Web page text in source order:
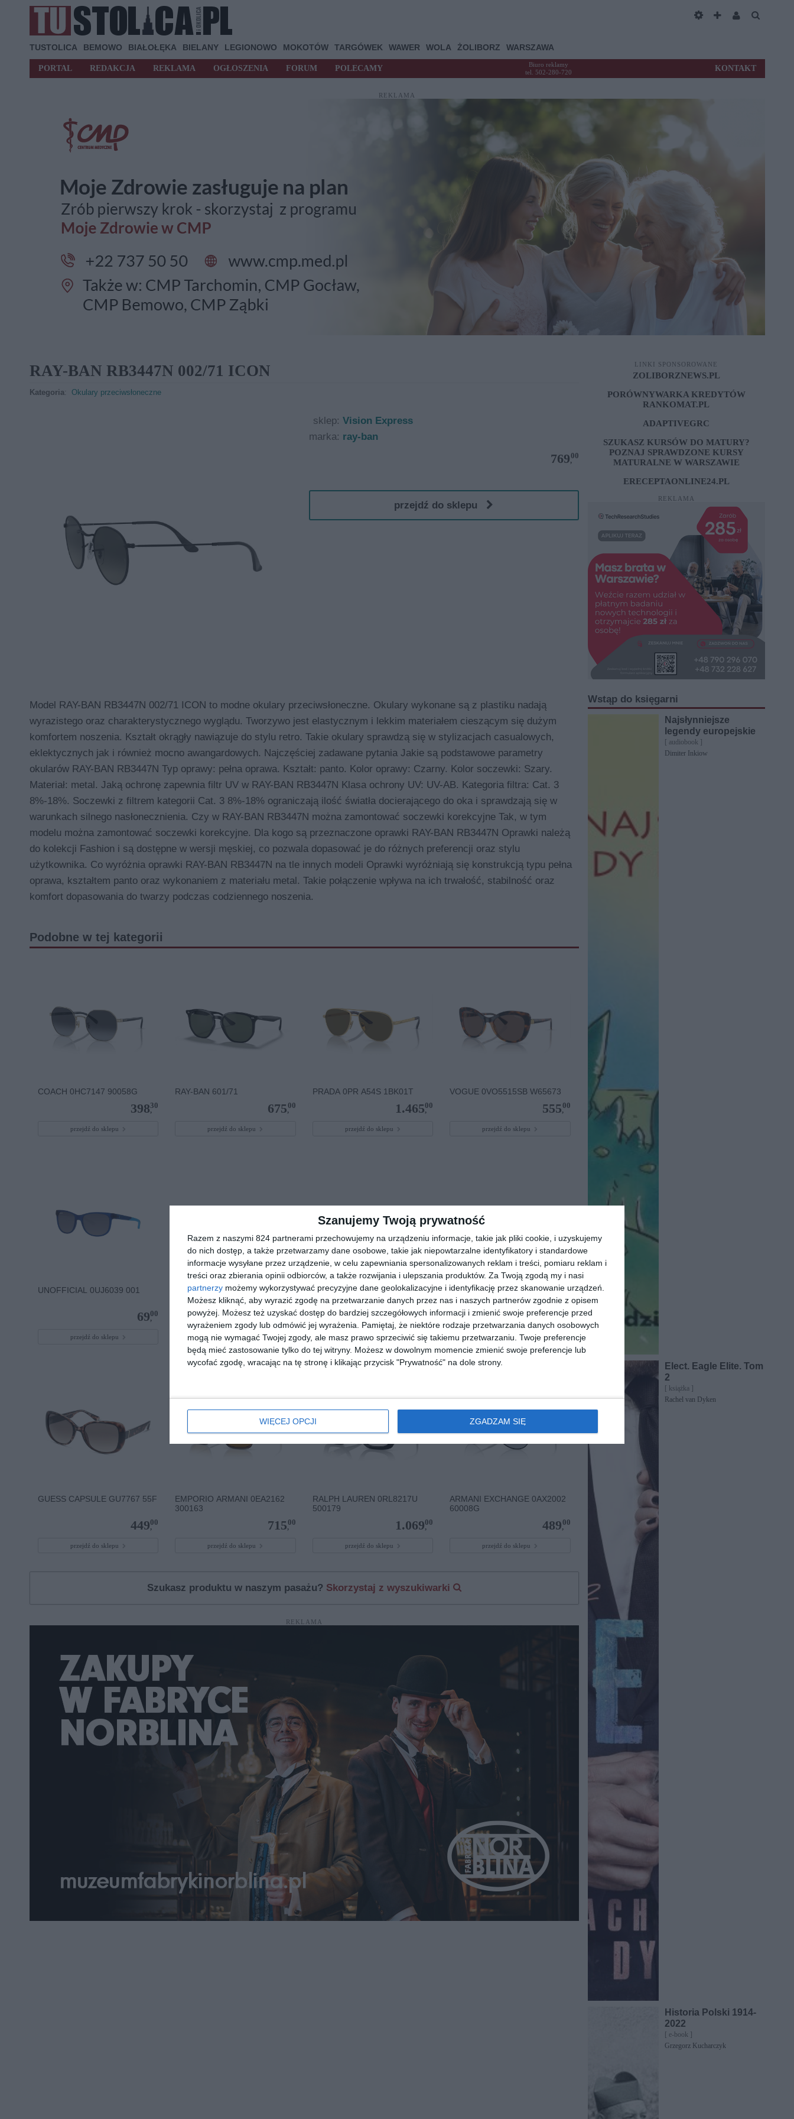
Szanujemy Twoją prywatność
Razem z naszymi 824 partnerami przechowujemy na urządzeniu informacje, takie jak pliki cookie, i uzyskujemy
do nich dostęp, a także przetwarzamy dane osobowe, takie jak niepowtarzalne identyfikatory i standardowe
informacje wysyłane przez urządzenie, w celu zapewniania spersonalizowanych reklam i treści, pomiaru reklam i
treści oraz zbierania opinii odbiorców, a także rozwijania i ulepszania produktów. Za Twoją zgodą my i nasi
partnerzy możemy wykorzystywać precyzyjne dane geolokalizacyjne i identyfikację przez skanowanie urządzeń.
Możesz kliknąć, aby wyrazić zgodę na przetwarzanie danych przez nas i naszych partnerów zgodnie z opisem
powyżej. Możesz też uzyskać dostęp do bardziej szczegółowych informacji i zmienić swoje preferencje przed
wyrażeniem zgody lub odmówić jej wyrażenia.
Pamiętaj, że niektóre rodzaje przetwarzania danych osobowych
mogą nie wymagać Twojej zgody, ale masz prawo sprzeciwić się takiemu przetwarzaniu. Twoje preferencje
będą mieć zastosowanie tylko do tej witryny. Możesz w dowolnym momencie zmienić swoje preferencje lub
wycofać zgodę, wracając na tę stronę i klikając przycisk "Prywatność" na dole strony.
WIĘCEJ OPCJI ZGADZAM SIĘ
TUSTOLICA BEMOWO BIAŁOŁĘKA BIELANY LEGIONOWO MOKOTÓW TARGÓWEK WAWER WOLA ŻOLIBORZ WARSZAWA
PORTAL REDAKCJA REKLAMA OGŁOSZENIA FORUM POLECAMY
Biuro reklamy
tel. 502-280-720
KONTAKT
REKLAMA
RAY-BAN RB3447N 002/71 ICON
Kategoria: Okulary przeciwsłoneczne
sklep: Vision Express
marka: ray-ban
769,
00
przejdź do sklepu
Model RAY-BAN RB3447N 002/71 ICON to modne okulary przeciwsłoneczne. Okulary wykonane są z plastiku nadają
wyrazistego oraz charakterystycznego wyglądu. Tworzywo jest elastycznym i lekkim materiałem cieszącym się dużym
komfortem noszenia. Kształt okrągły nawiązuje do stylu retro. Takie okulary sprawdzą się w stylizacjach casualowych,
eklektycznych jak i również mocno awangardowych. Najczęściej zadawane pytania Jakie są podstawowe parametry
okularów RAY-BAN RB3447N Typ oprawy: pełna oprawa. Kształt: panto. Kolor oprawy: Czarny. Kolor soczewki: Szary.
Materiał: metal. Jaką ochronę zapewnia filtr UV w RAY-BAN RB3447N Klasa ochrony UV: UV-AB. Kategoria filtra: Cat. 3
8%-18%. Soczewki z filtrem kategorii Cat. 3 8%-18% ograniczają ilość światła docierającego do oka i sprawdzają się w
warunkach silnego nasłonecznienia. Czy w RAY-BAN RB3447N można zamontować soczewki korekcyjne Tak, w tym
modelu można zamontować soczewki korekcyjne. Dla kogo są przeznaczone oprawki RAY-BAN RB3447N Oprawki należą
do kolekcji Fashion i są dostępne w wersji męskiej, co pozwala dopasować je do różnych preferencji oraz stylu
użytkownika. Co wyróżnia oprawki RAY-BAN RB3447N na tle innych modeli Oprawki wyróżniają się konstrukcją typu pełna
oprawa, kształtem panto oraz wykonaniem z materiału metal. Takie połączenie wpływa na ich trwałość, stabilność oraz
komfort dopasowania do twarzy podczas codziennego noszenia.
Podobne w tej kategorii
COACH 0HC7147 90058G
398,
30
przejdź do sklepu
RAY-BAN 601/71
675,
00
przejdź do sklepu
PRADA 0PR A54S 1BK01T
1.465,
00
przejdź do sklepu
VOGUE 0VO5515SB W65673
555,
00
przejdź do sklepu
UNOFFICIAL 0UJ6039 001
69,
00
przejdź do sklepu
RAY BAN 0RB2230 902/51
799,
00
przejdź do sklepu
BROOKS BROTHERS 0BB4070
100987
435,
00
przejdź do sklepu
ARMANI EXCHANGE
0AX4160S 837911
445,
00
przejdź do sklepu
GUESS CAPSULE GU7767 55F
449,
00
przejdź do sklepu
EMPORIO ARMANI 0EA2162
300163
715,
00
przejdź do sklepu
RALPH LAUREN 0RL8217U
500179
1.069,
00
przejdź do sklepu
ARMANI EXCHANGE 0AX2002
60008G
489,
00
przejdź do sklepu
Szukasz produktu w naszym pasażu? Skorzystaj z wyszukiwarki
REKLAMA
LINKI SPONSOROWANE
ZOLIBORZNEWS.PL
PORÓWNYWARKA KREDYTÓW
RANKOMAT.PL
ADAPTIVEGRC
SZUKASZ KURSÓW DO MATURY?
POZNAJ SPRAWDZONE KURSY
MATURALNE W WARSZAWIE
ERECEPTAONLINE24.PL
REKLAMA
Wstąp do księgarni
Najsłynniejsze
legendy europejskie
[ audiobook ]
Dimiter Inkiow
Elect. Eagle Elite. Tom
2
[ książka ]
Rachel van Dyken
Historia Polski 1914-
2022
[ e-book ]
Grzegorz Kucharczyk